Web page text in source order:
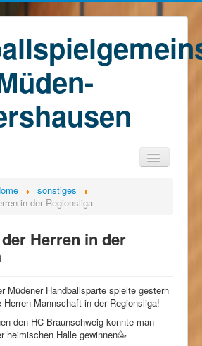
sonstiges
in der Regionsliga
Herren in der
Müdener Handballsparte spielte gestern
Mannschaft in der Regionsliga!
den HC Braunschweig konnte man
heimischen Halle gewinnen🥳